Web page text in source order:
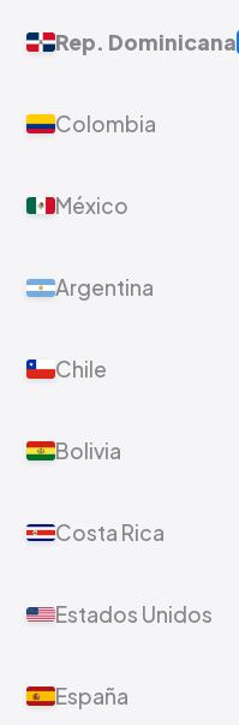
Rep. Dominicana
Colombia
México
Argentina
Chile
Bolivia
Costa Rica
Estados Unidos
España